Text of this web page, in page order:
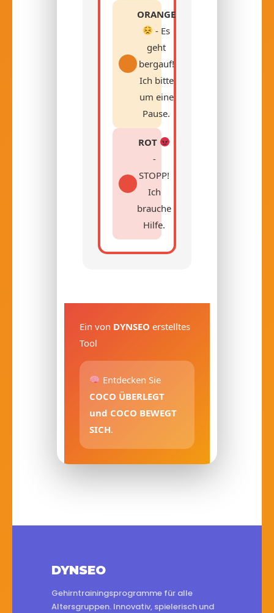
ORANGE
- Es
geht
bergauf!
Ich bitte
um eine
Pause.
ROT
-
STOPP!
Ich
brauche
Hilfe.
Ein von DYNSEO erstelltes
Tool
Entdecken Sie
COCO ÜBERLEGT
und COCO BEWEGT
SICH.
DYNSEO
Gehirntrainingsprogramme für alle
Altersgruppen. Innovativ, spielerisch und